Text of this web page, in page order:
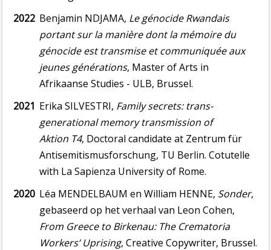
2022 Benjamin NDJAMA, Le génocide Rwandais
portant sur la manière dont la mémoire du
génocide est transmise et communiquée aux
jeunes générations, Master of Arts in
Afrikaanse Studies - ULB, Brussel.
2021 Erika SILVESTRI, Family secrets: trans-
generational memory transmission of
Aktion T4, Doctoral candidate at Zentrum für
Antisemitismusforschung, TU Berlin. Cotutelle
with La Sapienza University of Rome.
2020 Léa MENDELBAUM en William HENNE, Sonder,
gebaseerd op het verhaal van Leon Cohen,
From Greece to Birkenau: The Crematoria
Workers’ Uprising, Creative Copywriter, Brussel.